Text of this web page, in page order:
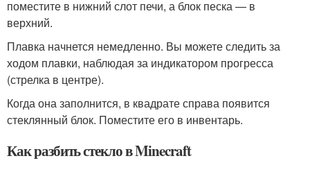
поместите в нижний слот печи, а блок песка — в
верхний.
Плавка начнется немедленно. Вы можете следить за
ходом плавки, наблюдая за индикатором прогресса
(стрелка в центре).
Когда она заполнится, в квадрате справа появится
стеклянный блок. Поместите его в инвентарь.
Как разбить стекло в Minecraft